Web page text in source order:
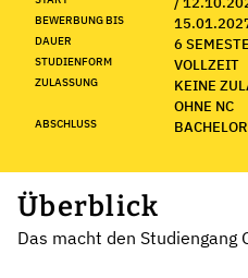
BEWERBUNG BIS
DAUER 6
STUDIENFORM VOLLZEIT
ZULASSUNG
KEINE
OHNE NC
ABSCHLUSS
Überblick
Das macht den Studiengang